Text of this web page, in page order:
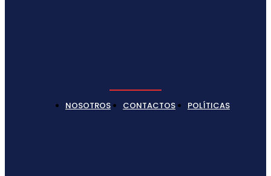
NOSOTROS CONTACTOS POLÍTICAS